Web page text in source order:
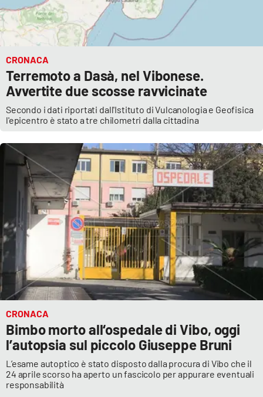
CRONACA
Terremoto a Dasà, nel Vibonese.
Avvertite due scosse ravvicinate
Secondo i dati riportati dall'Istituto di Vulcanologia e Geofisica
l'epicentro è stato a tre chilometri dalla cittadina
CRONACA
Bimbo morto all‘ospedale di Vibo, oggi
l’autopsia sul piccolo Giuseppe Bruni
L’esame autoptico è stato disposto dalla procura di Vibo che il
24 aprile scorso ha aperto un fascicolo per appurare eventuali
responsabilità